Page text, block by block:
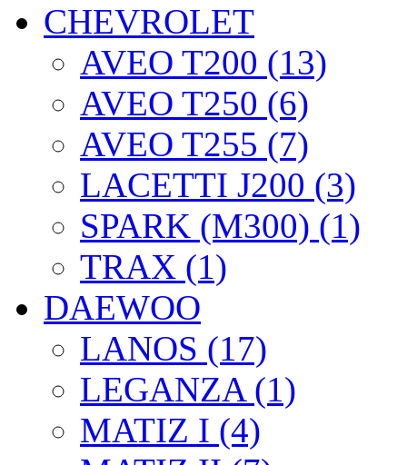
CHEVROLET
AVEO T200 (13)
AVEO T250 (6)
AVEO T255 (7)
LACETTI J200 (3)
SPARK (M300) (1)
TRAX (1)
DAEWOO
LANOS (17)
LEGANZA (1)
MATIZ I (4)